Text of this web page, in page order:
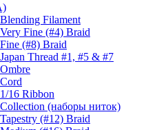
Filament
Fine (#4) Braid
(#8) Braid
Thread #1, #5 & #7
16 Ribbon
(наборы ниток)
(#12) Braid